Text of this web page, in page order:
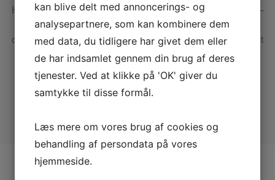
Hvornår har du sidst set en mand med hentehår? Nej, vel –
det er et sjældent syn nu om dage. Min afdøde far havde
det, men han tabte så også allerede håret som 21-årig. Det
var helt tilbage i starten…
0 Comments
kan blive delt med annoncerings- og
analysepartnere, som kan kombinere dem
med data, du tidligere har givet dem eller
de har indsamlet gennem din brug af deres
tjenester. Ved at klikke på 'OK' giver du
samtykke til disse formål.
Læs mere om vores brug af cookies og
behandling af persondata på vores
hjemmeside.